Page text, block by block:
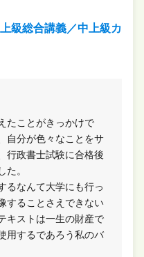
級総合講義／中上級カ
たことがきっかけで
自分が色々なことをサ
行政書士試験に合格後
た。
るなんて大学にも行っ
することさえできない
キストは一生の財産で
用するであろう私のバ